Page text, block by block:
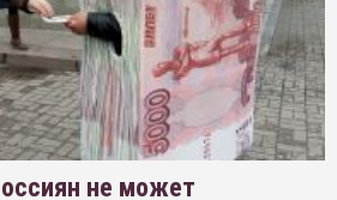
не может